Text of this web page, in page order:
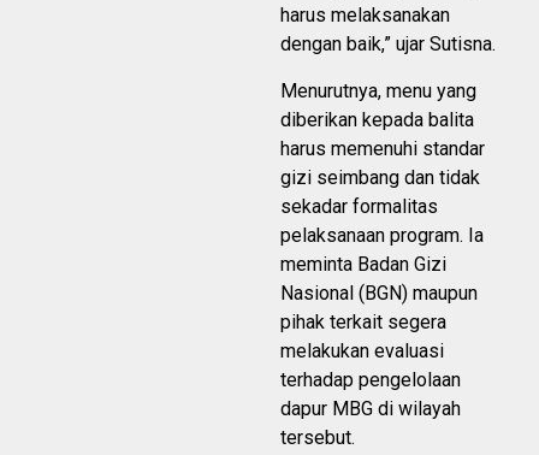
harus melaksanakan
dengan baik,” ujar Sutisna.
Menurutnya, menu yang
diberikan kepada balita
harus memenuhi standar
gizi seimbang dan tidak
sekadar formalitas
pelaksanaan program. Ia
meminta Badan Gizi
Nasional (BGN) maupun
pihak terkait segera
melakukan evaluasi
terhadap pengelolaan
dapur MBG di wilayah
tersebut.